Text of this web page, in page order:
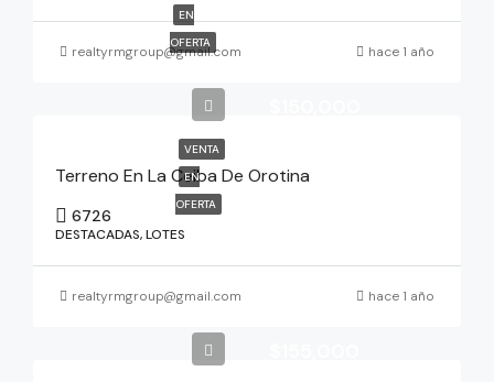
EN
OFERTA
realtyrmgroup@gmail.com hace 1 año
VENTA
EN
OFERTA
Terreno En La Ceiba De Orotina
6726
DESTACADAS, LOTES
realtyrmgroup@gmail.com hace 1 año